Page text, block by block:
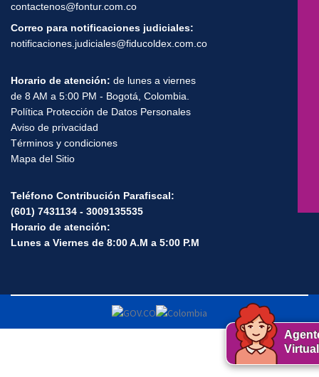
contactenos@fontur.com.co
Correo para notificaciones judiciales:
notificaciones.judiciales@fiducoldex.com.co
Horario de atención: de lunes a viernes
de 8 AM a 5:00 PM - Bogotá, Colombia.
Política Protección de Datos Personales
Aviso de privacidad
Términos y condiciones
Mapa del Sitio
Teléfono Contribución Parafiscal:
(601) 7431134 - 3009135535
Horario de atención:
Lunes a Viernes de 8:00 A.M a 5:00 P.M
Virtual